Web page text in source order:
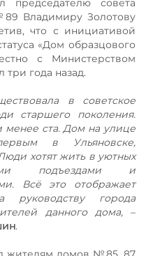
Владимиру Золотову
что с инициативой
«Дом образцового
с Министерством
три года назад.
в советское
старшего поколения.
менее ста. Дом на улице
в Ульяновске,
хотят жить в уютных
подъездами и
Всё это отображает
руководству города
данного дома, –
.